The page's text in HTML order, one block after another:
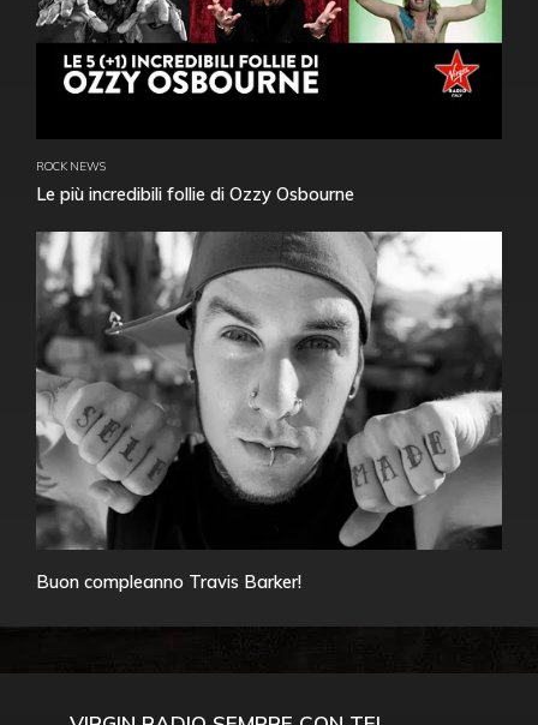
ROCK NEWS
Le più incredibili follie di Ozzy Osbourne
Buon compleanno Travis Barker!